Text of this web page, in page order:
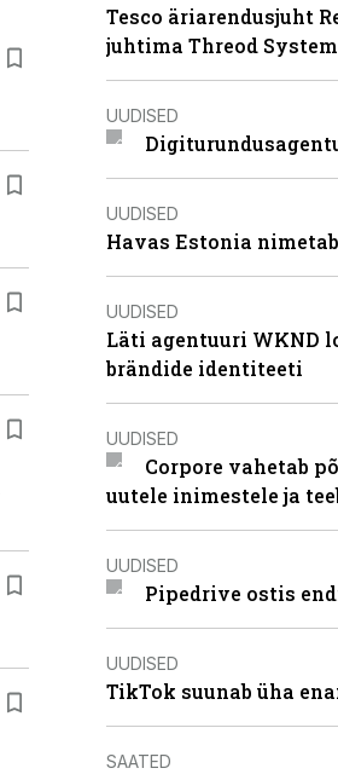
Tesco äriarendusjuht
juhtima Threod
UUDISED
UUDISED
Havas Estonia
UUDISED
Läti agentuuri WKND
brändide identiteeti
UUDISED
Corpore vahetab
uutele inimestele ja
UUDISED
Pipedrive ostis
UUDISED
TikTok suunab üha
SAATED